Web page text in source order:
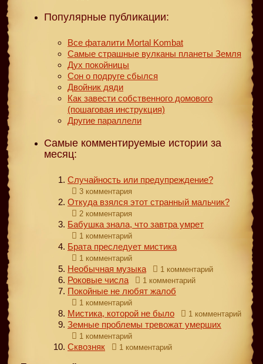
Популярные публикации:
Все фаталити Mortal Kombat
Самые страшные вулканы планеты Земля
Дух покойницы
Сон о подруге сбылся
Двойник дяди
Как завести собственного домового
(пошаговая инструкция)
Другие параллели
Самые комментируемые истории за
месяц:
Случайность или предупреждение?
3 комментария
Откуда взялся этот странный мальчик?
2 комментария
Бабушка знала, что завтра умрет
1 комментарий
Брата преследует мистика
1 комментарий
Необычная музыка 1 комментарий
Роковые числа 1 комментарий
Покойные не любят жалоб
1 комментарий
Мистика, которой не было 1 комментарий
Земные проблемы тревожат умерших
1 комментарий
Сквозняк 1 комментарий